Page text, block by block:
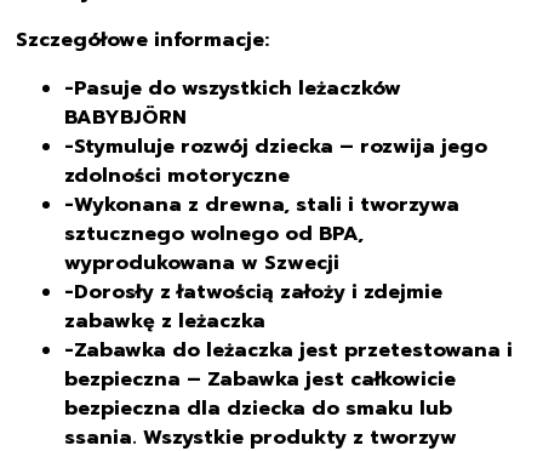
Szczegółowe informacje:
-Pasuje do wszystkich leżaczków
BABYBJÖRN
-Stymuluje rozwój dziecka – rozwija jego
zdolności motoryczne
-Wykonana z drewna, stali i tworzywa
sztucznego wolnego od BPA,
wyprodukowana w Szwecji
-Dorosły z łatwością założy i zdejmie
zabawkę z leżaczka
-Zabawka do leżaczka jest przetestowana i
bezpieczna – Zabawka jest całkowicie
bezpieczna dla dziecka do smaku lub
ssania. Wszystkie produkty z tworzyw